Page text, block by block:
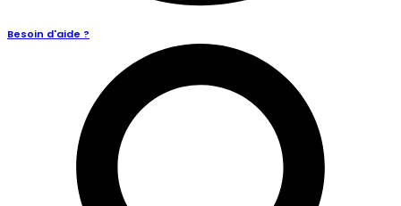
Besoin d'aide ?